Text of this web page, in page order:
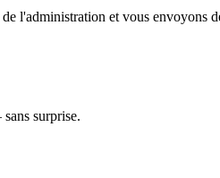
l'administration et vous envoyons
surprise.